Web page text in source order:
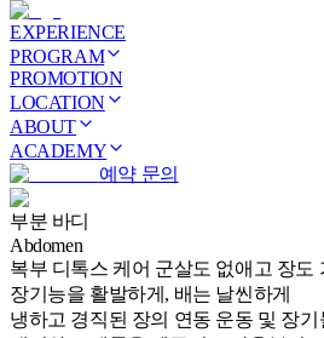
EXPERIENCE
PROGRAM
PROMOTION
LOCATION
ABOUT
ACADEMY
예약 문의
부분 바디
Abdomen
복부 디톡스 케어 군살도 없애고 장도
장기능을 활발하게, 배는 날씬하게
냉하고 경직된 장의 연동 운동 및 장